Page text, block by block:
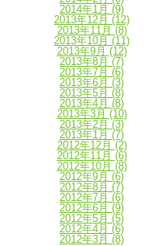
2014年1月 (9)
2013年12月 (12)
2013年11月 (8)
2013年10月 (11)
2013年9月 (12)
2013年8月 (7)
2013年7月 (6)
2013年6月 (3)
2013年5月 (8)
2013年4月 (8)
2013年3月 (10)
2013年2月 (3)
2013年1月 (7)
2012年12月 (2)
2012年11月 (6)
2012年10月 (8)
2012年9月 (6)
2012年8月 (7)
2012年7月 (6)
2012年6月 (9)
2012年5月 (5)
2012年4月 (6)
2012年3月 (8)